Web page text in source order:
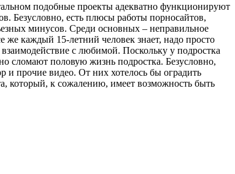
подобные проекты адекватно функционируют
Безусловно, есть плюсы работы порносайтов,
минусов. Среди основных – неправильное
же каждый 15-летний человек знает, надо просто
с любимой. Поскольку у подростка
сломают половую жизнь подростка. Безусловно,
и прочие видео. От них хотелось бы оградить
который, к сожалению, имеет возможность быть